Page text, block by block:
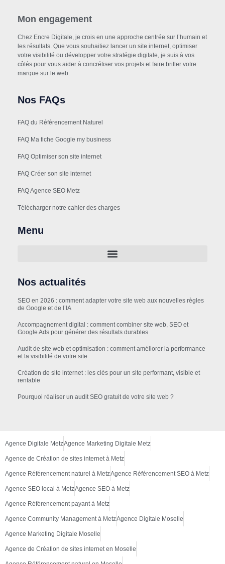
Mon engagement
Chez Encre Digitale, je crois en une approche centrée sur l’humain et
les résultats. Que vous souhaitiez lancer un site internet, optimiser
votre visibilité ou développer votre stratégie digitale, je suis à vos
côtés pour vous aider à concrétiser vos projets et faire briller votre
marque sur le web.
Nos FAQs
FAQ du Référencement Naturel
FAQ Ma fiche Google my business
FAQ Optimiser son site internet
FAQ Créer son site internet
FAQ Agence SEO Metz
Télécharger notre cahier des charges
Menu
Nos actualités
SEO en 2026 : comment adapter votre site web aux nouvelles règles
de Google et de l’IA
Accompagnement digital : comment combiner site web, SEO et
Google Ads pour générer des résultats durables
Audit de site web et optimisation : comment améliorer la performance
et la visibilité de votre site
Création de site internet : les clés pour un site performant, visible et
rentable
Pourquoi réaliser un audit SEO gratuit de votre site web ?
Agence Digitale MetzAgence Marketing Digitale Metz
Agence de Création de sites internet à Metz
Agence Référencement naturel à MetzAgence Référencement SEO à Metz
Agence SEO local à MetzAgence SEO à Metz
Agence Référencement payant à Metz
Agence Community Management à MetzAgence Digitale Moselle
Agence Marketing Digitale Moselle
Agence de Création de sites internet en Moselle